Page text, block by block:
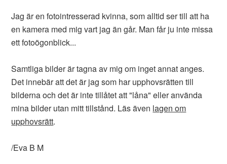
Jag är en fotointresserad kvinna, som alltid ser till att ha
en kamera med mig vart jag än går. Man får ju inte missa
ett fotoögonblick...
Samtliga bilder är tagna av mig om inget annat anges.
Det innebär att det är jag som har upphovsrätten till
bilderna och det är inte tillåtet att "låna" eller använda
mina bilder utan mitt tillstånd. Läs även lagen om
upphovsrätt.
/Eva B M